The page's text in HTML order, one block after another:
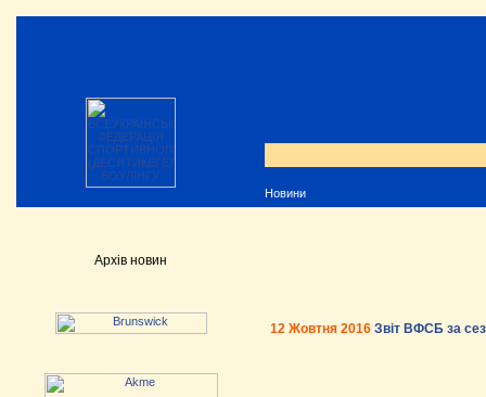
Новини
Архів новин
12 Жовтня 2016 Звіт ВФСБ за